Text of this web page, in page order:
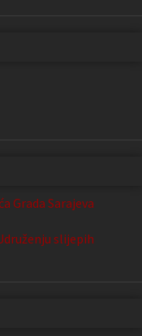
Grada Sarajeva
slijepih